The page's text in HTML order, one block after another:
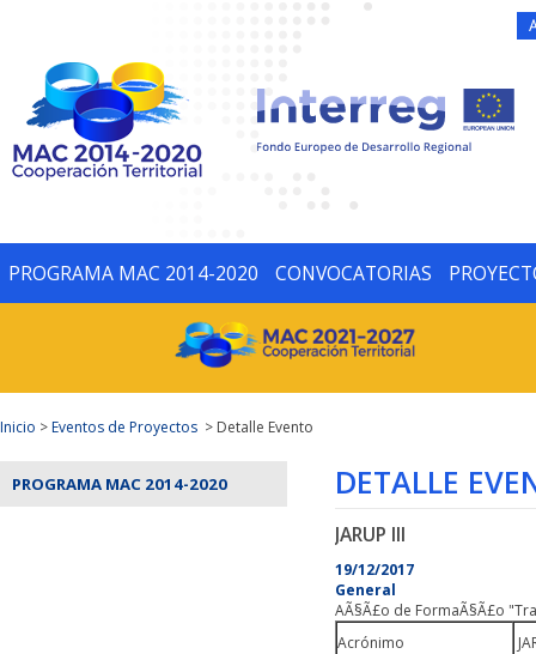
PROGRAMA MAC 2014-2020 CONVOCATORIAS
Inicio >Eventos de Proyectos > Detalle Evento
PROGRAMA MAC 2014-2020 DETALLE
JARUP III
19/12/2017
General
AÃ§Ã£o de FormaÃ§Ã£o
Acrónimo